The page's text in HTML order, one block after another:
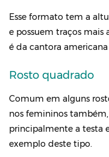
Esse formato tem a
e possuem traços
é da cantora americana
Rosto quadrado
Comum em alguns
nos femininos
principalmente a testa
exemplo deste tipo.